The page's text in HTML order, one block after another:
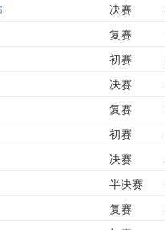
决赛
复赛
初赛
决赛
复赛
初赛
决赛
半决赛
复赛